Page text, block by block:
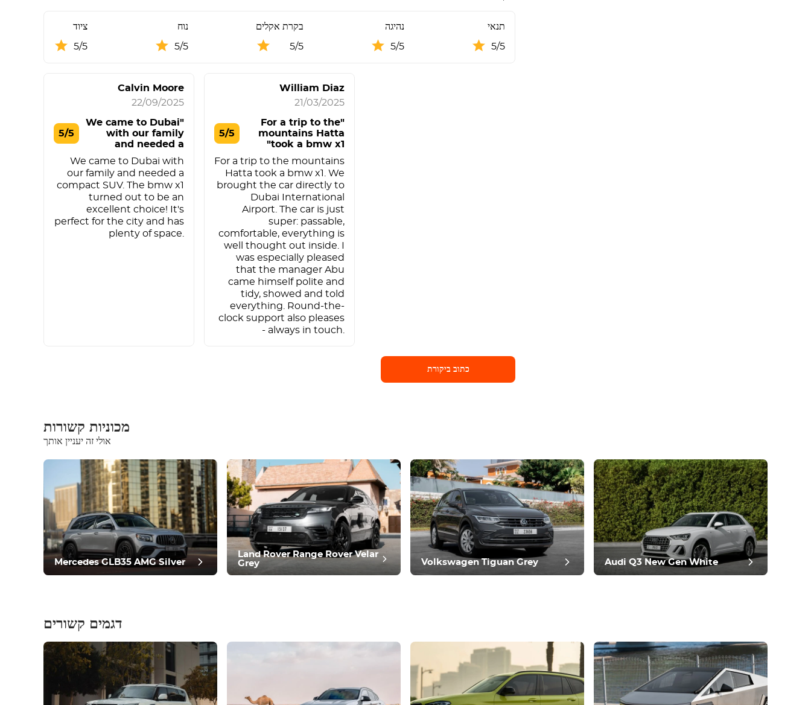
ציוד
5/5
נוח
5/5
בקרת אקלים
5/5
נהיגה
5/5
תנאי
5/5
Calvin Moore
22/09/2025
5/5
"We came to Dubai
with our family
and needed a
comp"
We came to Dubai with
our family and needed a
compact SUV. The bmw x1
turned out to be an
excellent choice! It's
perfect for the city and has
plenty of space.
William Diaz
21/03/2025
5/5
"For a trip to the
mountains Hatta
took a bmw x1"
For a trip to the mountains
Hatta took a bmw x1. We
brought the car directly to
Dubai International
Airport. The car is just
super: passable,
comfortable, everything is
well thought out inside. I
was especially pleased
that the manager Abu
came himself polite and
tidy, showed and told
everything. Round-the-
clock support also pleases
- always in touch.
כתוב ביקורת
כתוב ביקורת
ציוד
נוח
בקרת אקלים
נהיגה
תנאי
מכוניות קשורות
אולי זה יעניין אותך
Mercedes GLB35 AMG Silver
Land Rover Range Rover Velar
Grey
Volkswagen Tiguan Grey Audi Q3 New Gen White
דגמים קשורים